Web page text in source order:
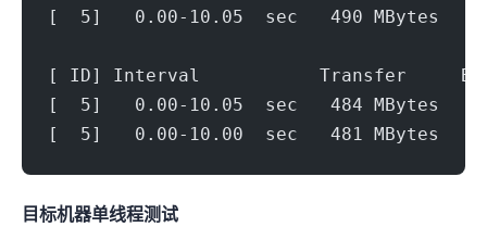
[  5]   0.00-10.05  sec   490
[ ID] Interval           Transfer
[  5]   0.00-10.05  sec   484 MBytes
[  5]   0.00-10.00  sec   481
目标机器 IPERF3单线程测试